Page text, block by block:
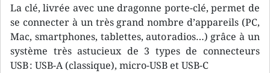
La clé, livrée avec une dragonne porte-clé, permet de
se connecter à un très grand nombre d’appareils (PC,
Mac, smartphones, tablettes, autoradios…) grâce à un
système très astucieux de 3 types de connecteurs
USB : USB-A (classique), micro-USB et USB-C